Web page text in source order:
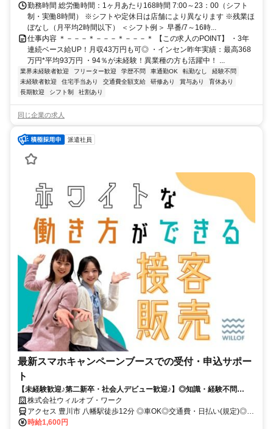
勤務時間 総労働時間：1ヶ月あたり168時間 7:00～23：00（シフト
制・実働8時間） ※シフトや定休日は店舗により異なります ※残業ほ
ぼなし（月平均2時間以下） ＜シフト例＞ 早番/7～16時...
仕事内容 ＊－－－＊－－－＊－－－＊ 【この求人のPOINT】 ・3年
連続ベース給UP！月収43万円も可◎ ・インセン昨年実績：最高368
万円*平均93万円 ・94％が未経験！異業種の方も活躍中！ ...
業界未経験者歓迎 フリーター歓迎 学歴不問 車通勤OK 転勤なし
経験不問
未経験者歓迎
住宅手当あり 交通費全額支給 研修あり 賞与あり
育休あり
長期歓迎
シフト制 社割あり
同じ企業の求人
派遣社員
最新スマホキャンペーンブースでの受付・申込サポー
ト
【未経験歓迎♪第二新卒・社会人デビュー歓迎♪】◎知識・経験不問
◎NOサービス残業 ◎自社正社員も目指せる
株式会社ウィルオブ・ワーク
アクセス 豊川市 八幡駅徒歩12分 ◎車OK◎交通費・日払い(規定)◎週
4～5日
時給1,600円